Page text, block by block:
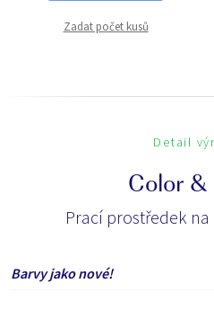
Zadat počet kusů
Detail
Color &
Prací prostředek
Barvy jako nové!